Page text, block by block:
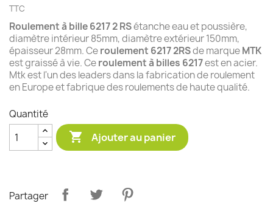
TTC
Roulement à bille 6217 2 RSétanche eau et poussière,
diamètre intérieur 85mm, diamètre extérieur 150mm,
épaisseur 28mm. Ceroulement 6217 2RSde marqueMTK
est graissé à vie. Ceroulement à billes 6217est en acier.
Mtk est l'un des leaders dans la fabrication de roulement
en Europe et fabrique des roulements de haute qualité.
Quantité
 Ajouter au panier
Partager